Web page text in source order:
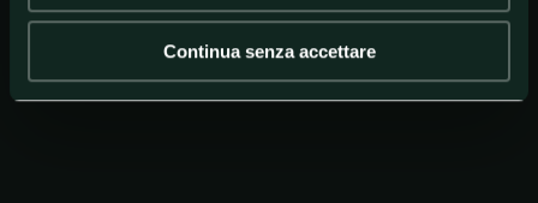
Continua senza accettare